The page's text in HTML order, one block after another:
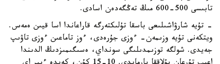
تابىسى 500-600 مىڭ تەڭگەدەن اسادى.
- تۇيە شارۋاشىلىعى باسقا تۇلىكتەرگە قاراعاندا اسا قيىن ەمەس.
ويتكەنى تۇيە وزىمەن- ءوزى جۇرەدى، ءوز تاماعىن ءوزى تاۋىپ
جەيدى. شولگە توزىمدىلىگى سونداي، ەسىگىمىزدىڭ الدىندا